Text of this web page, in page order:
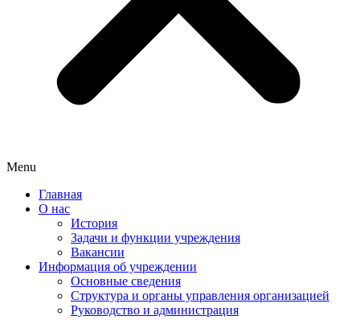
Menu
Главная
О нас
История
Задачи и функции учреждения
Вакансии
Информация об учреждении
Основные сведения
Структура и органы управления организацией
Руководство и администрация